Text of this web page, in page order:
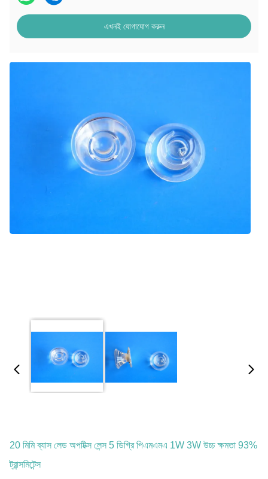
এখনই যোগাযোগ করুন
20 মিমি ব্যাস লেড অপটিক্স লেন্স 5 ডিগ্রি পিএমএমএ 1W 3W উচ্চ ক্ষমতা 93%
ট্রান্সমিটেন্স